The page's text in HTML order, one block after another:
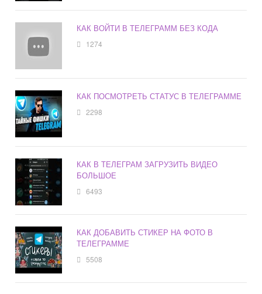
КАК ВОЙТИ В ТЕЛЕГРАММ БЕЗ КОДА
1274
КАК ПОСМОТРЕТЬ СТАТУС В ТЕЛЕГРАММЕ
2298
КАК В ТЕЛЕГРАМ ЗАГРУЗИТЬ ВИДЕО
БОЛЬШОЕ
6493
КАК ДОБАВИТЬ СТИКЕР НА ФОТО В
ТЕЛЕГРАММЕ
5508